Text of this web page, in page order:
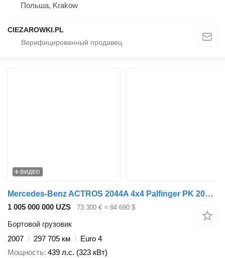
Польша, Krakow
CIEZAROWKI.PL
ВИДЕО
Mercedes-Benz ACTROS 2044A 4x4 Palfinger PK 20002 hds Crane
1 005 000 000 UZS 73 300 € ≈ 84 690 $
Бортовой грузовик
2007
297 705 км
Euro 4
Мощность 439 л.с. (323 кВт)